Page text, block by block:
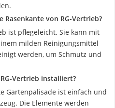
von RG-Vertrieb?
ist pflegeleicht. Sie kann mit
milden Reinigungsmittel
werden, um Schmutz und
Vertrieb installiert?
Gartenpalisade ist einfach und
Die Elemente werden